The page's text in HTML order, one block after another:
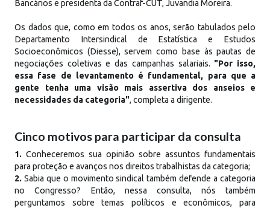
Bancários e presidenta da Contraf-CUT, Juvandia Moreira.
Os dados que, como em todos os anos, serão tabulados pelo
Departamento Intersindical de Estatística e Estudos
Socioeconômicos (Diesse), servem como base às pautas de
negociações coletivas e das campanhas salariais. "Por isso,
essa fase de levantamento é fundamental, para que a
gente tenha uma visão mais assertiva dos anseios e
necessidades da categoria", completa a dirigente.
Cinco motivos para participar da consulta
1. Conheceremos sua opinião sobre assuntos fundamentais
para proteção e avanços nos direitos trabalhistas da categoria;
2. Sabia que o movimento sindical também defende a categoria
no Congresso? Então, nessa consulta, nós também
perguntamos sobre temas políticos e econômicos, para